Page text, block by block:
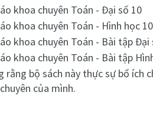
khoa chuyên Toán - Đại số 10
khoa chuyên Toán - Hình học 10
khoa chuyên Toán - Bài tập Đại
khoa chuyên Toán - Bài tập
rằng bộ sách này thực sự bổ ích
của mình.